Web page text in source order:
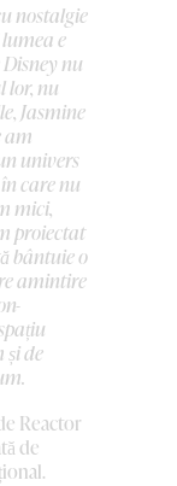
nostalgie
e
nu
lor, nu
Jasmine
am
univers
care nu
mici,
proiectat
bântuie o
amintire
și de
Reactor
de